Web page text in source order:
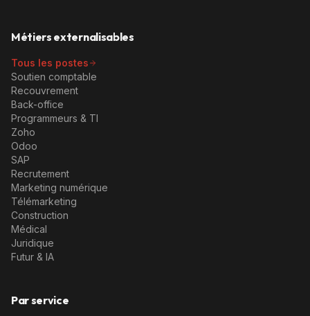
Métiers externalisables
Tous les postes
Soutien comptable
Recouvrement
Back-office
Programmeurs & TI
Zoho
Odoo
SAP
Recrutement
Marketing numérique
Télémarketing
Construction
Médical
Juridique
Futur & IA
Par service